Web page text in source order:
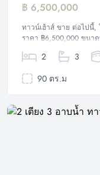
฿ 6,500,000
ทาวน์เฮ้าส์ ขาย ต่อไปนี้
ราคา ฿6,500,000 ขนา
2 3
90 ตร.ม